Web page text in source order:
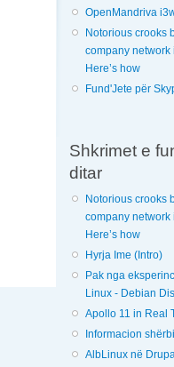
OpenMandriva
Notorious crooks
company network
Here’s how
Fund'Jete për
Shkrimet e
ditar
Notorious crooks
company network
Here’s how
Hyrja Ime (Intro)
Pak nga
Linux - Debian
Apollo 11 in Real
Informacion
AlbLinux në